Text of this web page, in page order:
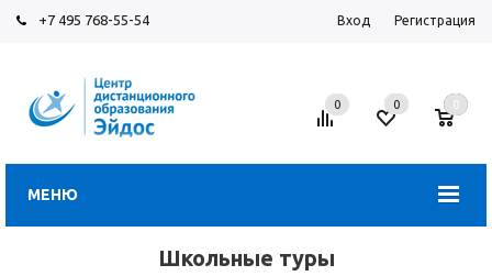
+7 495 768-55-54 Вход Регистрация
МЕНЮ
0 0 0
Школьные туры